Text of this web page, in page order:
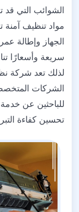
الشوائب التي قد
مواد تنظيف
الجهاز وإطالة
سريعة وأسعارًا
لذلك تعد شركة
الشركات
للباحثين عن
تحسين كفاءة